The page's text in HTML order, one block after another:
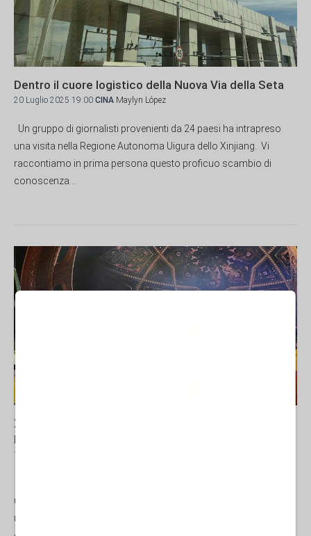
Dentro il cuore logistico della Nuova Via della Seta
20 Luglio 2025 19:00 CINA Maylyn López
Un gruppo di giornalisti provenienti da 24 paesi ha intrapreso
una visita nella Regione Autonoma Uigura dello Xinjiang. Vi
raccontiamo in prima persona questo proficuo scambio di
conoscenza...
XINJIANG: DOVE LA CULTURA HA COSTRUITO LA
PACE
18 Luglio 2025 10:00
una visita nella Regione Autonoma Uigura dello Xinjiang. Vi
raccontiamo in prima persona questo proficuo scambio di